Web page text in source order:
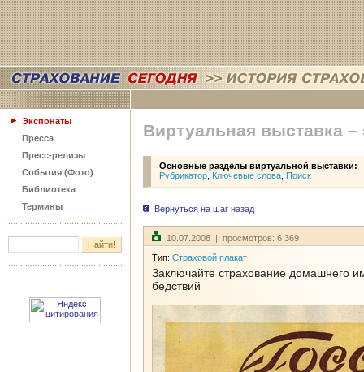
Экспонаты
Пресса
Пресс-релизы
События (Фото)
Библиотека
Термины
Виртуальная выставка –
Основные разделы виртуальной выставки:
Рубрикатор Ключевые слова Поиск
Вернуться на шаг назад
10.07.2008 | просмотров: 6 369
Тип: Страховой плакат
Заключайте страхование домашнего
бедствий